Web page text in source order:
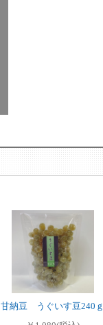
甘納豆 うぐいす豆240ｇ